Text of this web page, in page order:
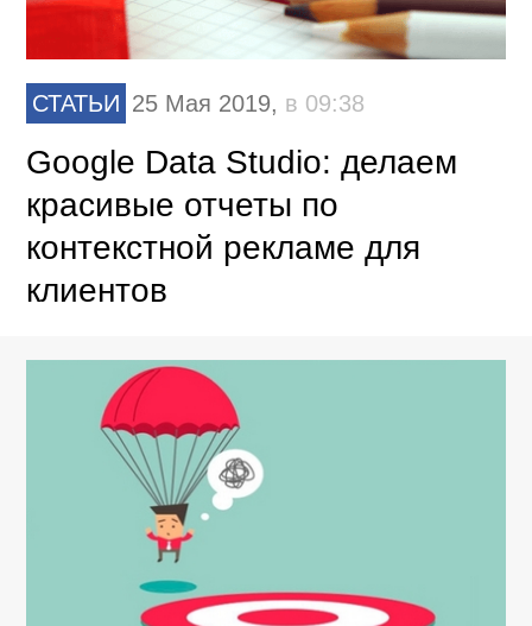
СТАТЬИ 25 Мая 2019, в 09:38
Google Data Studio: делаем
красивые отчеты по
контекстной рекламе для
клиентов